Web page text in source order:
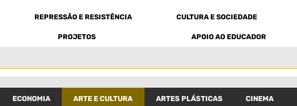
REPRESSÃO E RESISTÊNCIA CULTURA E SOCIEDADE
PROJETOS APOIO AO EDUCADOR
ECONOMIA ARTE E CULTURA ARTES PLÁSTICAS CINEMA